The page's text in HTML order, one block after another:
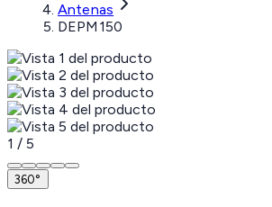
Antenas
DEPM150
1 / 5
360°